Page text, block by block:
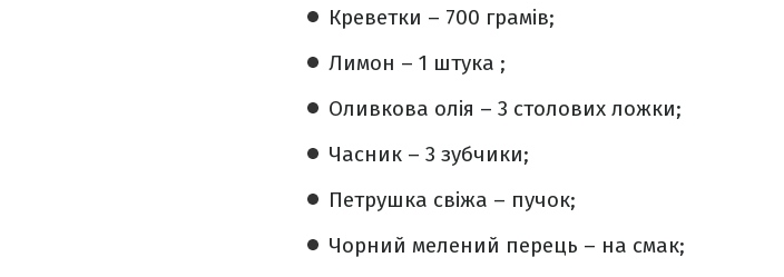
Креветки – 700 грамів;
Лимон – 1 штука ;
Оливкова олія – 3 столових ложки;
Часник – 3 зубчики;
Петрушка свіжа – пучок;
Чорний мелений перець – на смак;